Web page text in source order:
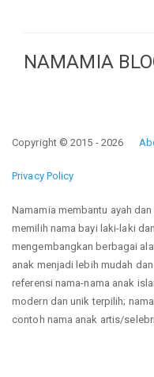
NAMAMIA
Copyright © 2015 - 2026
Privacy Policy
Namamia membantu ayah
memilih nama bayi laki-laki
mengembangkan berbagai
anak menjadi lebih mudah
referensi nama-nama anak
modern dan unik terpilih;
contoh nama anak artis/